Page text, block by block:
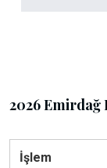
2026 Emirdağ
İşlem